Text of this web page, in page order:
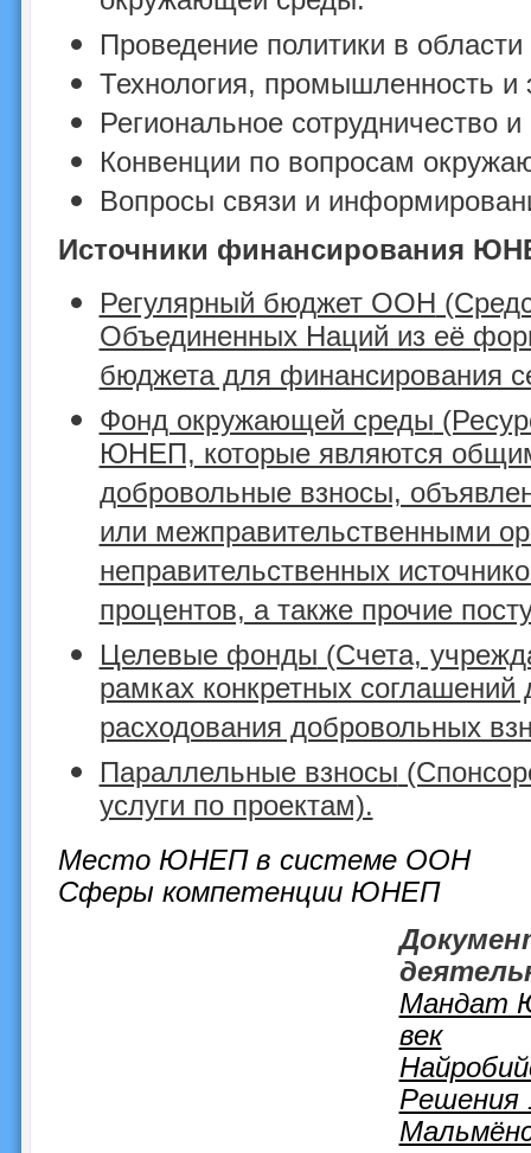
Проведение политики в
Технология, промышленность и
Региональное сотрудничество
Конвенции по вопросам
Вопросы связи и
Источники финансирования
Регулярный бюджет ООН
Объединенных Наций из её
бюджета для финансирования
Фонд окружающей среды
ЮНЕП, которые являются
добровольные взносы,
или межправительственными
неправительственных
процентов, а также прочие
Целевые фонды (Счета,
рамках конкретных соглашений
расходования добровольных
Параллельные взносы
услуги по проектам).
Место ЮНЕП в системе ООН
Сферы компетенции ЮНЕП
Мандат
век
Решения